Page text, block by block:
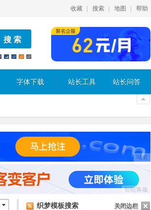
收藏 搜索 地图 帮助
字体下载 站长工具 站长问答
域名
智能客服
关闭边栏
织梦模板搜索